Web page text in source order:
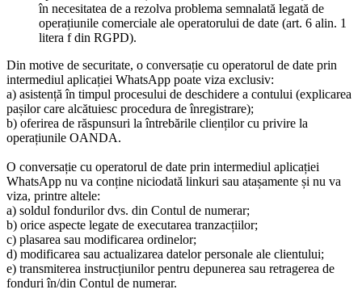
în necesitatea de a rezolva problema semnalată legată de
operațiunile comerciale ale operatorului de date (art. 6 alin. 1
litera f din RGPD).
Din motive de securitate, o conversație cu operatorul de date prin
intermediul aplicației WhatsApp poate viza exclusiv:
a) asistență în timpul procesului de deschidere a contului (explicarea
pașilor care alcătuiesc procedura de înregistrare);
b) oferirea de răspunsuri la întrebările clienților cu privire la
operațiunile OANDA.
O conversație cu operatorul de date prin intermediul aplicației
WhatsApp nu va conține niciodată linkuri sau atașamente și nu va
viza, printre altele:
a) soldul fondurilor dvs. din Contul de numerar;
b) orice aspecte legate de executarea tranzacțiilor;
c) plasarea sau modificarea ordinelor;
d) modificarea sau actualizarea datelor personale ale clientului;
e) transmiterea instrucțiunilor pentru depunerea sau retragerea de
fonduri în/din Contul de numerar.